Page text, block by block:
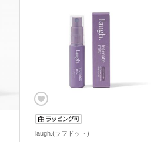
laugh.(ラフドット)